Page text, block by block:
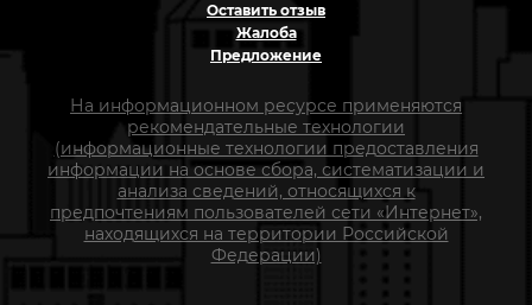
Оставить отзыв
Жалоба
Предложение
На информационном ресурсе применяются
рекомендательные технологии
(информационные технологии предоставления
информации на основе сбора, систематизации и
анализа сведений, относящихся к
предпочтениям пользователей сети «Интернет»,
находящихся на территории Российской
Федерации)